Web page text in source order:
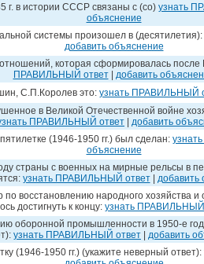
г. в истории СССР связаны с (со) узнать
объяснение
системы произошел в (десятилетия):
добавить объяснение
которая сформировалась
ПРАВИЛЬНЫЙ ответ| добавить
С.П.Королев это: узнать ПРАВИЛЬНЫЙ
в Великой Отечественной войне
ПРАВИЛЬНЫЙ ответ
добавить
(1946-1950 гг.) был сделан:
объяснение
страны с военных на мирные рельсы в
узнать ПРАВИЛЬНЫЙ ответ| добавить
по восстановлению народного хозяйства
достигнуть к концу: узнать ПРАВИЛЬНЫЙ
оборонной промышленности в 1950-е
узнать ПРАВИЛЬНЫЙ ответ добавить
(1946-1950 гг.) (укажите неверный ответ):